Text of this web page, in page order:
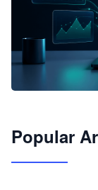
JimoClaw
Popular